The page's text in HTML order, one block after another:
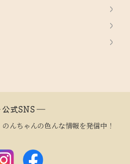
式SNS ―
んちゃんの色んな情報を発信中！